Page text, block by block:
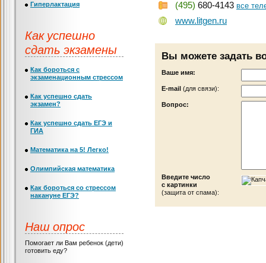
(495) 680-4143 все
www.litgen.ru
Вы можете задать
Ваше имя:
Е-mail (для связи):
Вопрос:
Введите число
с картинки
(защита от спама):
Гиперлактация
Как успешно
сдать экзамены
Как бороться с
экзаменационным стрессом
Как успешно сдать
экзамен?
Как успешно сдать ЕГЭ и
ГИА
Математика на 5! Легко!
Олимпийская математика
Как бороться со стрессом
накануне ЕГЭ?
Наш опрос
Помогает ли Вам ребенок (дети)
готовить еду?